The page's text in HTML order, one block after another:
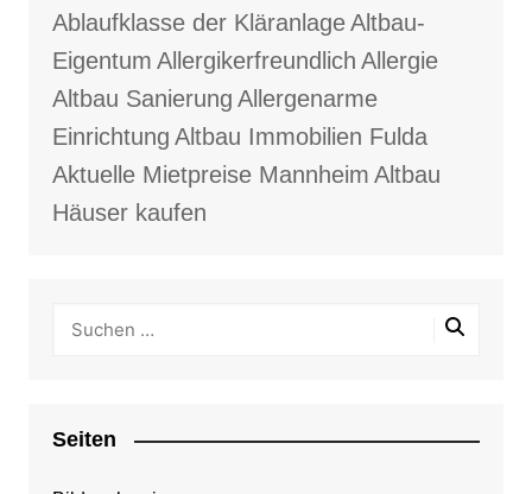
Ablaufklasse der KläranlageAltbau-
Eigentum Allergikerfreundlich Allergie
Altbau Sanierung Allergenarme
Einrichtung Altbau Immobilien Fulda
Aktuelle Mietpreise Mannheim Altbau
Häuser kaufen
Seiten